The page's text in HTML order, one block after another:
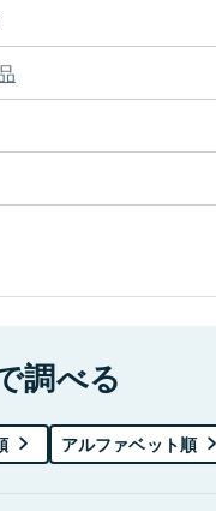
調べる
アルファベット順